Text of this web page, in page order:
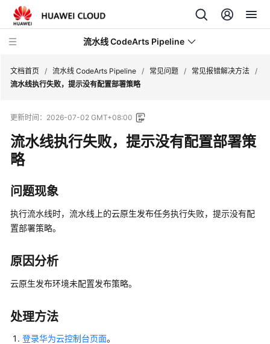
流水线 CodeArts Pipeline
新
动
态
品
绍
速
门
用
户
指
文档首页 / 流水线 CodeArts Pipeline / 常见问题 / 常见报错解决方法 /
流水线执行失败，提示没有配置部署策略
更新时间： 2026-07-02 GMT+08:00
流水线执行失败，提示没有配置部署策
略
问题现象
执行流水线时，流水线上的云原生发布任务执行失败，提示没有配
置部署策略。
原因分析
云原生发布环境未配置发布策略。
处理方法
登录华为云控制台页面。